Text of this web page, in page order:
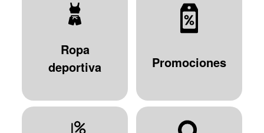
Ropa
deportiva
Promociones